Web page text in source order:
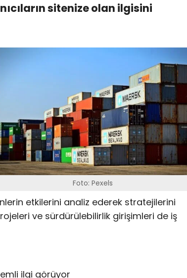
sitenize olan ilgisini
Foto: Pexels
etkilerini analiz ederek stratejilerini
ve sürdürülebilirlik girişimleri de iş
ilgi görüyor